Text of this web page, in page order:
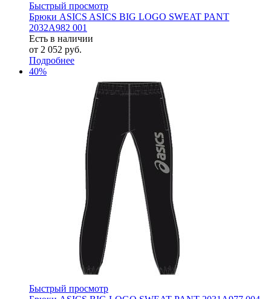
Быстрый просмотр
Брюки ASICS ASICS BIG LOGO SWEAT PANT
2032A982 001
Есть в наличии
от 2 052 руб.
Подробнее
40%
Быстрый просмотр